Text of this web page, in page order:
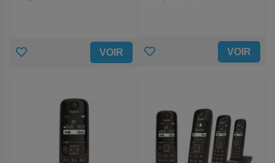
AJOUTER VOIR AJOUTER VOIR